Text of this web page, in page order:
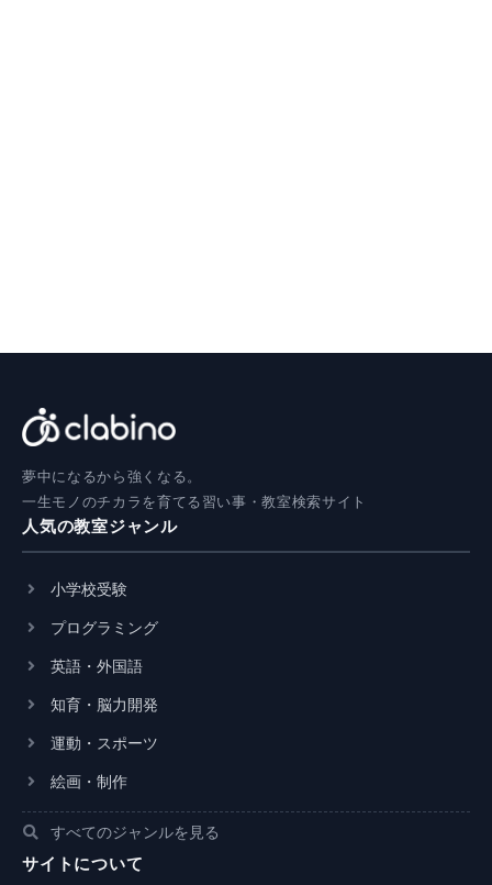
夢中になるから強くなる。
一生モノのチカラを育てる習い事・教室検索サイト
人気の教室ジャンル
小学校受験
プログラミング
英語・外国語
知育・脳力開発
運動・スポーツ
絵画・制作
すべてのジャンルを見る
サイトについて